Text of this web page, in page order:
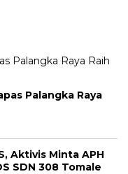
Palangka Raya
Aktivis Minta APH
SDN 308 Tomale